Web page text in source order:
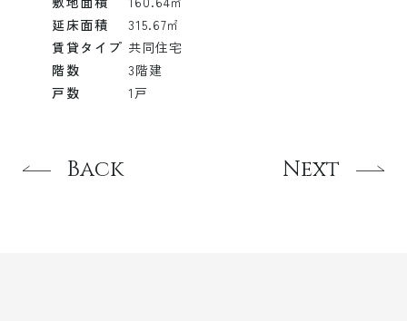
延床面積
315.67㎡
賃貸タイプ 共同住宅
階数
3階建
戸数
1戸
Back Next